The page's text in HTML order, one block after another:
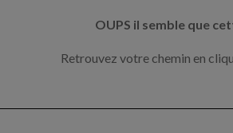
OUPS il semble que
Retrouvez votre chemin en